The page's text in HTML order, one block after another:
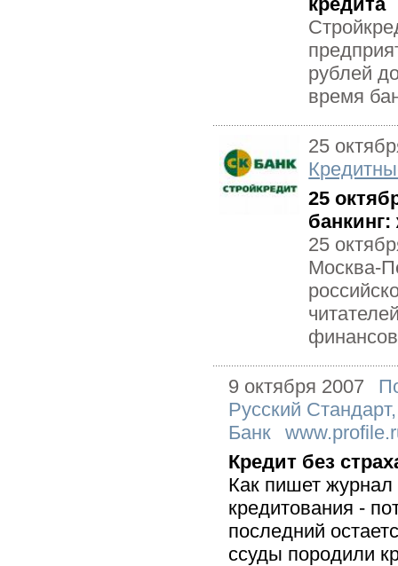
рублей
время
25
25
25
Москва-
9 октября 2007
Русский Стандарт
Банк
Кредит без
Как пишет журнал
кредитования -
последний
ссуды породили